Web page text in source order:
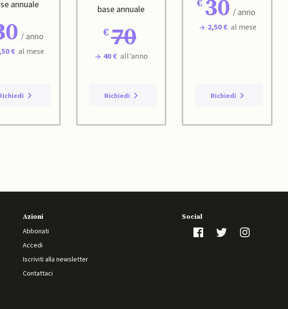
annuale
/ anno
€ al mese
base annuale
70
40 € all'anno
Richiedi
30 / anno
2,50 € al mese
Richiedi
Azioni
Abbonati
Accedi
Iscriviti alla newsletter
Contattaci
Social